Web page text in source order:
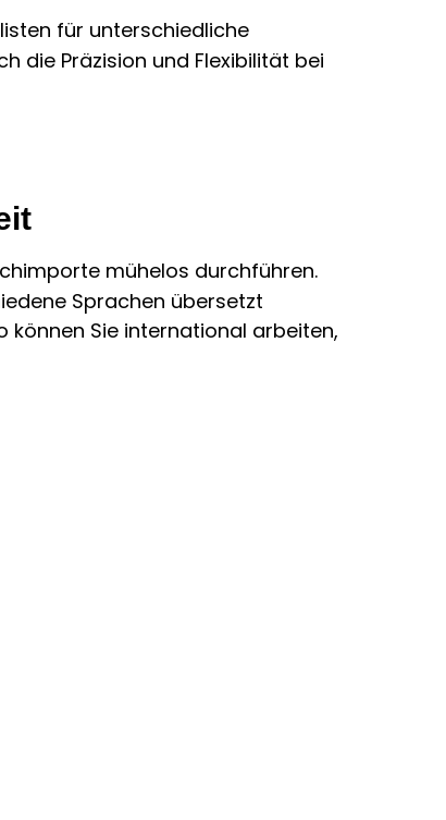
für unterschiedliche
die Präzision und Flexibilität bei
mühelos durchführen.
Sprachen übersetzt
Sie international arbeiten,